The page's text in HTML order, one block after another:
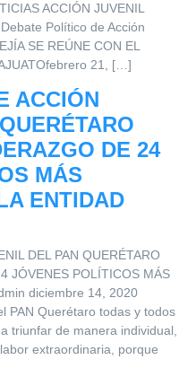
ACCIÓN JUVENIL
Político de Acción
SE REÚNE CON EL
21, […]
ACCIÓN
DE 24
MÁS
ENTIDAD
DEL PAN QUERÉTARO
JÓVENES POLÍTICOS MÁS
diciembre 14, 2020
PAN Querétaro todas y todos
triunfar de manera individual,
extraordinaria, porque